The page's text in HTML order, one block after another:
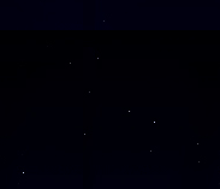
Alle